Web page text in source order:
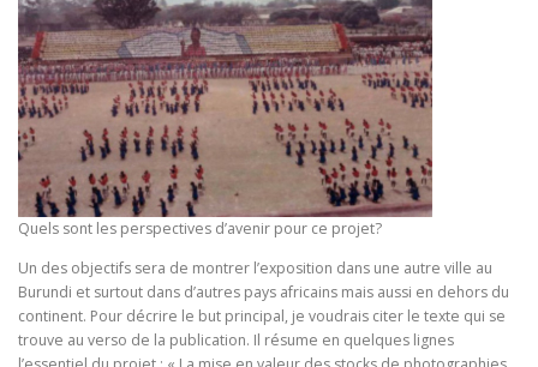
Quels sont les perspectives d’avenir pour ce projet?
Un des objectifs sera de montrer l’exposition dans une autre ville au
Burundi et surtout dans d’autres pays africains mais aussi en dehors du
continent. Pour décrire le but principal, je voudrais citer le texte qui se
trouve au verso de la publication. Il résume en quelques lignes